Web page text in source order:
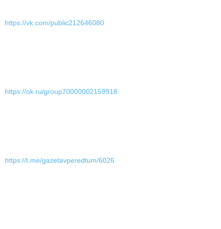
https://vk.com/public212646080
https://ok.ru/group70000002159918
https://t.me/gazetavperedtum/6026